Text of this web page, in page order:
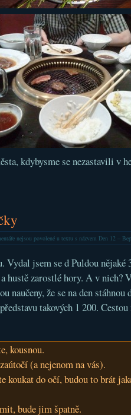
kdybysme se nezastavili v
nejsou povolenéu textu s názvem Den 12 –
jsem se d Puldou nějaké
hustě zarostlé hory. A v nich?
naučeny, že se na den
takových 1 200.
kousnou.
(a nejenom na vás).
koukat do očí, budou to brát
bude jim špatně.